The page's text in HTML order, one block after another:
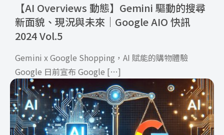
【AI Overviews 動態】Gemini 驅動的搜尋
新面貌、現況與未來｜Google AIO 快訊
2024 Vol.5
Gemini x Google Shopping，AI 賦能的購物體驗
Google 日前宣布 Google […]